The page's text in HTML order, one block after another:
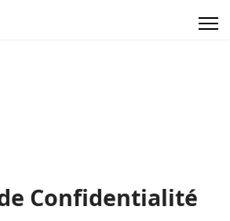
Confidentialité